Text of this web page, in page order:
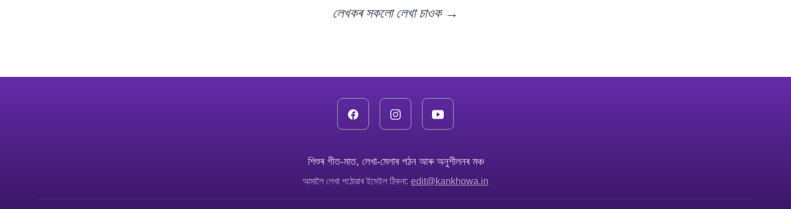
লেখকৰ সকলো লেখা চাওক →
শিশুৰ গীত-মাত, লেখা-মেলাৰ পঠন আৰু অনুশীলনৰ মঞ্চ
আমালৈ লেখা পঠোৱাৰ ইমেইল ঠিকনা: edit@kankhowa.in